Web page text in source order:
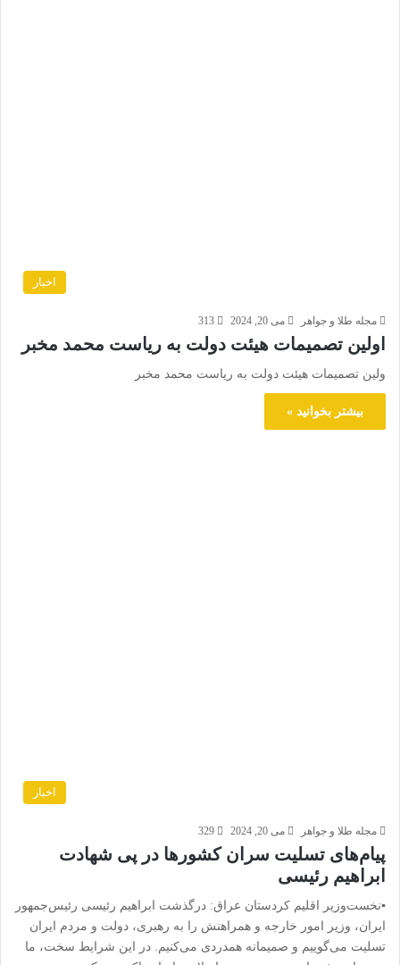
اخبار
مجله طلا و جواهر می 20, 2024 313
اولین تصمیمات هیئت دولت به ریاست محمد مخبر
ولین تصمیمات هیئت دولت به ریاست محمد مخبر
بیشتر بخوانید »
اخبار
مجله طلا و جواهر می 20, 2024 329
پیام‌های تسلیت سران کشورها در پی شهادت
ابراهیم رئیسی
▪️نخست‌وزیر اقلیم کردستان عراق: درگذشت ابراهیم رئیسی رئیس‌جمهور
ایران، وزیر امور خارجه و همراهنش را به رهبری، دولت و مردم ایران
تسلیت می‌گوییم و صمیمانه همدردی می‌کنیم. در این شرایط سخت، ما